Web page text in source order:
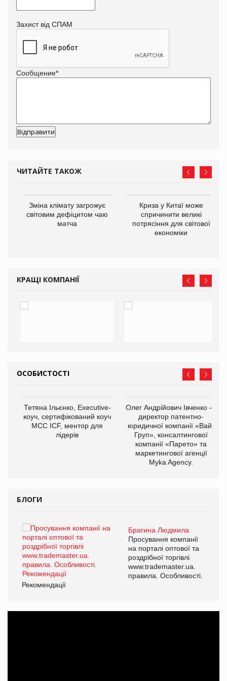
Захист від СПАМ
Сообщение*
ЧИТАЙТЕ ТАКОЖ
Зміна клімату загрожує
світовим дефіцитом чаю
матча
Криза у Китаї може
спричинити великі
потрясіння для світової
економіки
КРАЩІ КОМПАНІЇ
ОСОБИСТОСТІ
Тетяна Ільєнко, Executive-
коуч, сертифікований коуч
МСС ICF, ментор для
лідерів
Олег Андрійович Івченко —
директор патентно-
юридичної компанії «Вайз
Груп», консалтингової
компанії «Парето» та
маркетингової агенції
Myka Agency.
БЛОГИ
Брагина Людмила
Просування компанії
на порталі оптової та
роздрібної торгівлі
www.trademaster.ua.
правила. Особливості.
Рекомендації